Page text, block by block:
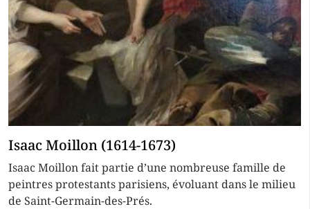
Isaac Moillon (1614-1673)
Isaac Moillon fait partie d’une nombreuse famille de
peintres protestants parisiens, évoluant dans le milieu
de Saint-Germain-des-Prés.